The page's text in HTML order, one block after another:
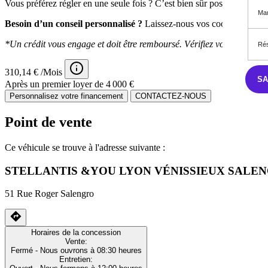
Vous préférez régler en une seule fois ? C’est bien sûr possible.
Besoin d’un conseil personnalisé ? Laissez-nous vos coordonnées
*Un crédit vous engage et doit être remboursé. Vérifiez vos capacités
310,14 € /Mois
Après un premier loyer de 4 000 €
Personnalisez votre financement CONTACTEZ-NOUS
Point de vente
Ce véhicule se trouve à l'adresse suivante :
STELLANTIS &YOU LYON VÉNISSIEUX
51 Rue Roger Salengro
Horaires de la concession
Vente:
Fermé - Nous ouvrons à 08:30 heures
Entretien: